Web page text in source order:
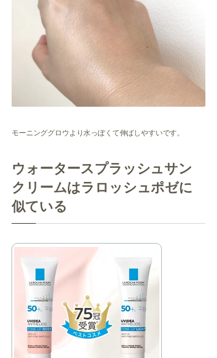
モーニンググロウより水っぽくて伸ばしやすいです。
ウォータースプラッシュサン
クリームはラロッシュポゼに
似ている